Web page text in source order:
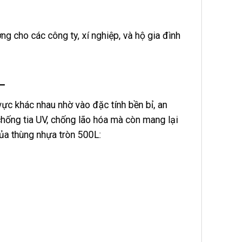
cho các công ty, xí nghiệp, và hộ gia đình
khác nhau nhờ vào đặc tính bền bỉ, an
tia UV, chống lão hóa mà còn mang lại
thùng nhựa tròn 500L: